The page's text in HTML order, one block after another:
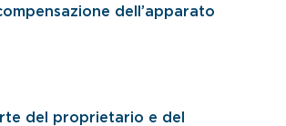
dell’apparato
del proprietario e del